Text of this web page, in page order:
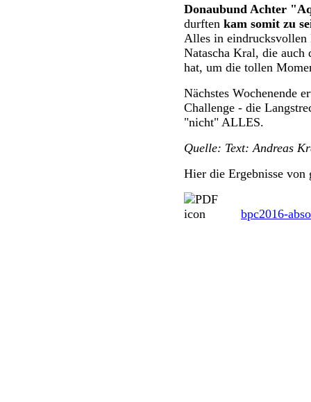
Donaubund Achter
durften kam somit zu
Alles in
Natascha Kral, die
hat, um die tollen
Nächstes Wochenende
Challenge - die
"nicht" ALLES.
Quelle: Text: Andreas
Hier die Ergebnisse von
bpc2016-